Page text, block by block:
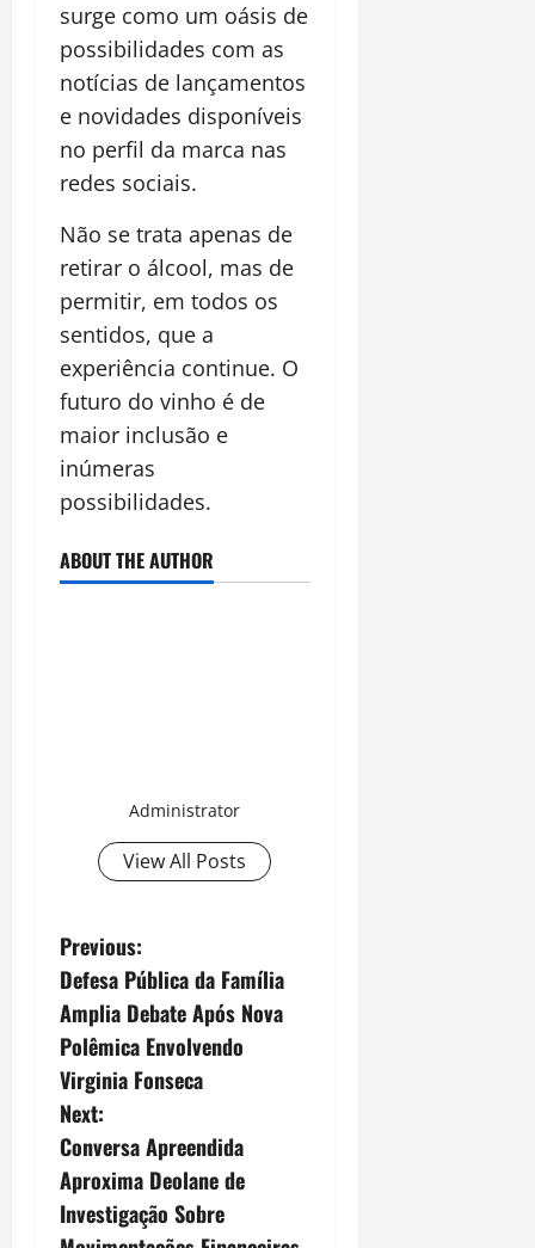
surge como um oásis de
possibilidades com as
notícias de lançamentos
e novidades disponíveis
no perfil da marca nas
redes sociais.
Não se trata apenas de
retirar o álcool, mas de
permitir, em todos os
sentidos, que a
experiência continue. O
futuro do vinho é de
maior inclusão e
inúmeras
possibilidades.
ABOUT THE AUTHOR
Administrator
View All Posts
P
o
s
t
n
a
Previous:
Defesa Pública da Família
Amplia Debate Após Nova
Polêmica Envolvendo
Virginia Fonseca
Next:
Conversa Apreendida
Aproxima Deolane de
Investigação Sobre